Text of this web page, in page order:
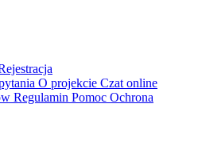
O projekcie Czat online
Regulamin Pomoc Ochrona